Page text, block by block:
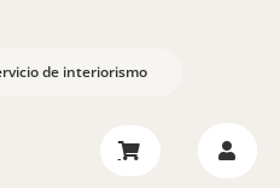
de interiorismo